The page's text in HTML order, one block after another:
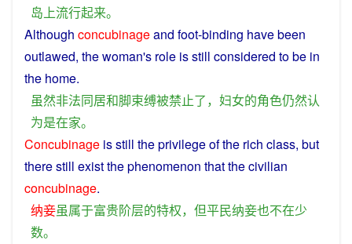
岛上流行起来。
Although concubinageand foot-binding havebeen
outlawed, thewoman's role isstill considered to be in
the home.
虽然非法同居和脚束缚被禁止了， 妇女的角色仍然认
为是在家。
Concubinage isstill theprivilegeofthe rich class, but
there still exist the phenomenon that thecivilian
concubinage.
纳妾虽属于富贵阶层的特权， 但平民纳妾也不在少
数。